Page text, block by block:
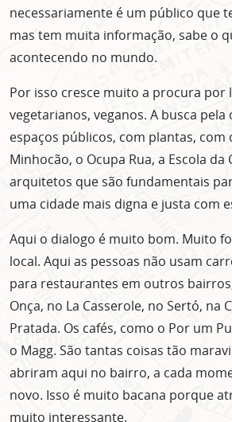
necessariamente é um público que
mas tem muita informação, sabe o
acontecendo no mundo.
Por isso cresce muito a procura por
vegetarianos, veganos. A busca pela
espaços públicos, com plantas, com
Minhocão, o Ocupa Rua, a Escola
arquitetos que são fundamentais
uma cidade mais digna e justa com
Aqui o dialogo é muito bom. Muito
local. Aqui as pessoas não usam
para restaurantes em outros
Onça, no La Casserole, no Sertó, na
Pratada. Os cafés, como o Por um
o Magg. São tantas coisas tão
abriram aqui no bairro, a cada
novo. Isso é muito bacana porque
muito interessante.